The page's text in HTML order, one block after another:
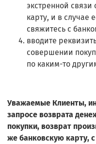
экстренной
карту, и в случае
свяжитесь с
вводите
совершении
по каким-то
Уважаемые Клиенты,
запросе возврата
покупки, возврат
же банковскую карту,